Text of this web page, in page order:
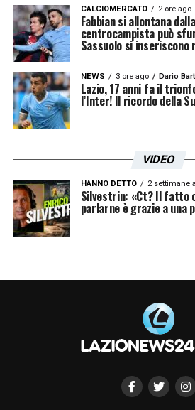
ancoraBastosdaranno
Lukakuche agiranno sulle
centrocampo toccherà a
conLuis AlbertooMiceliin
In attacco, ‘Ciruzzo’
coppiaPalombi-Caicedo.
LA PLAYLIST DELLE
CALCIOMERCATO 2 ore ago
Fabbian si allontana
centrocampista può
Sassuolo si inseriscono
NEWS 3 ore ago Dario
Lazio, 17 anni fa il
l’Inter! Il ricordo della
VIDEO
HANNO DETTO 2 settimane
Silvestrin: «Ct? Il fatto
parlarne è grazie a una